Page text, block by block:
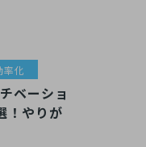
率化
ベーショ
！やりが